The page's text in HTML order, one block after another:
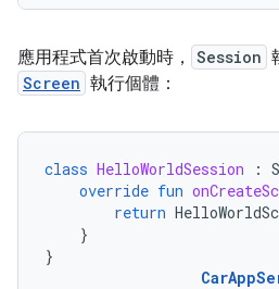
應用程式首次啟動時， Session
Screen 執行個體：
class HelloWorldSession :
override fun
return
}
}